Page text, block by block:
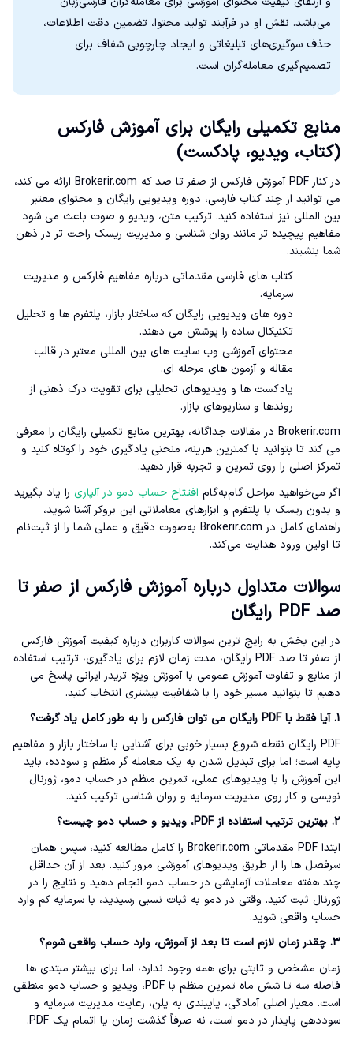
می‌باشد. نقش او در فرآیند تولید محتوا، تضمین دقت اطلاعات،
حذف سوگیری‌های تبلیغاتی و ایجاد چارچوبی شفاف برای
تصمیم‌گیری معامله‌گران است.
منابع تکمیلی رایگان برای آموزش فارکس
(کتاب، ویدیو، پادکست)
در کنار PDF آموزش فارکس از صفر تا صد که Brokerir.com ارائه می کند،
می توانید از چند کتاب فارسی، دوره ویدیویی رایگان و محتوای معتبر
بین المللی نیز استفاده کنید. ترکیب متن، ویدیو و صوت باعث می شود
مفاهیم پیچیده تر مانند روان شناسی و مدیریت ریسک راحت تر در ذهن
شما بنشیند.
کتاب های فارسی مقدماتی درباره مفاهیم فارکس و مدیریت
سرمایه.
دوره های ویدیویی رایگان که ساختار بازار، پلتفرم ها و تحلیل
تکنیکال ساده را پوشش می دهند.
محتوای آموزشی وب سایت های بین المللی معتبر در قالب
مقاله و آزمون های مرحله ای.
پادکست ها و ویدیوهای تحلیلی برای تقویت درک ذهنی از
روندها و سناریوهای بازار.
Brokerir.com در مقالات جداگانه، بهترین منابع تکمیلی رایگان را معرفی
می کند تا بتوانید با کمترین هزینه، منحنی یادگیری خود را کوتاه کنید و
تمرکز اصلی را روی تمرین و تجربه قرار دهید.
اگر می‌خواهید مراحل گام‌به‌گام افتتاح حساب دمو در آلپاری را یاد بگیرید
و بدون ریسک با پلتفرم و ابزارهای معاملاتی این بروکر آشنا شوید،
راهنمای کامل در Brokerir.com به‌صورت دقیق و عملی شما را از ثبت‌نام
تا اولین ورود هدایت می‌کند.
سوالات متداول درباره آموزش فارکس از صفر تا
صد PDF رایگان
در این بخش به رایج ترین سوالات کاربران درباره کیفیت آموزش فارکس
از صفر تا صد PDF رایگان، مدت زمان لازم برای یادگیری، ترتیب استفاده
از منابع و تفاوت آموزش عمومی با آموزش ویژه تریدر ایرانی پاسخ می
دهیم تا بتوانید مسیر خود را با شفافیت بیشتری انتخاب کنید.
1. آیا فقط با PDF رایگان می توان فارکس را به طور کامل یاد گرفت؟
PDF رایگان نقطه شروع بسیار خوبی برای آشنایی با ساختار بازار و مفاهیم
پایه است؛ اما برای تبدیل شدن به یک معامله گر منظم و سودده، باید
این آموزش را با ویدیوهای عملی، تمرین منظم در حساب دمو، ژورنال
نویسی و کار روی مدیریت سرمایه و روان شناسی ترکیب کنید.
2. بهترین ترتیب استفاده از PDF، ویدیو و حساب دمو چیست؟
ابتدا PDF مقدماتی Brokerir.com را کامل مطالعه کنید، سپس همان
سرفصل ها را از طریق ویدیوهای آموزشی مرور کنید. بعد از آن حداقل
چند هفته معاملات آزمایشی در حساب دمو انجام دهید و نتایج را در
ژورنال ثبت کنید. وقتی در دمو به ثبات نسبی رسیدید، با سرمایه کم وارد
حساب واقعی شوید.
3. چقدر زمان لازم است تا بعد از آموزش، وارد حساب واقعی شوم؟
زمان مشخص و ثابتی برای همه وجود ندارد، اما برای بیشتر مبتدی ها
فاصله سه تا شش ماه تمرین منظم با PDF، ویدیو و حساب دمو منطقی
است. معیار اصلی آمادگی، پایبندی به پلن، رعایت مدیریت سرمایه و
سوددهی پایدار در دمو است، نه صرفاً گذشت زمان یا اتمام یک PDF.